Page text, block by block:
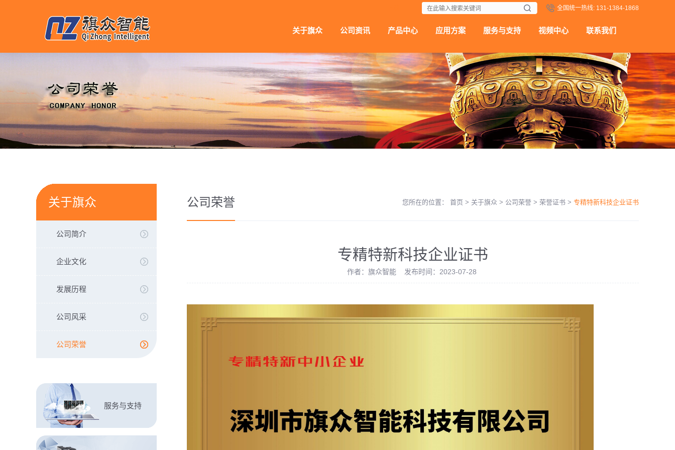
全国统一热线: 131-1384-1868
关于旗众 公司资讯 产品中心 应用方案 服务与支持 视频中心 联系我们
关于旗众
公司简介
企业文化
发展历程
公司风采
公司荣誉
服务与支持
公司荣誉 您所在的位置： 首页 > 关于旗众 > 公司荣誉 > 荣誉证书 > 专精特新科技企业证书
专精特新科技企业证书
作者：旗众智能 发布时间：2023-07-28